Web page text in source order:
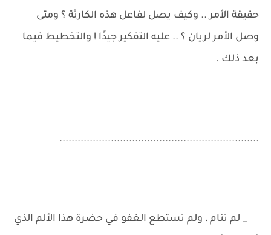
حقيقة الأمر .. وكيف يصل لفاعل هذه الكارثة ؟ ومتى
وصل الأمر لريان ؟ .. عليه التفكير جيدًا ! والتخطيط فيما
بعد ذلك .
..................................................................
_ لم تنام ، ولم تستطع الغفو في حضرة هذا الألم الذي